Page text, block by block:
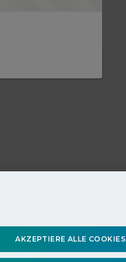
AKZEPTIERE ALLE COOKIES